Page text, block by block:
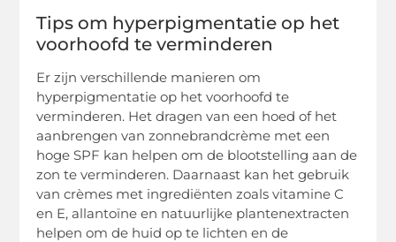
Tips om hyperpigmentatie op het
voorhoofd te verminderen
Er zijn verschillende manieren om
hyperpigmentatie op het voorhoofd te
verminderen. Het dragen van een hoed of het
aanbrengen van zonnebrandcrème met een
hoge SPF kan helpen om de blootstelling aan de
zon te verminderen. Daarnaast kan het gebruik
van crèmes met ingrediënten zoals vitamine C
en E, allantoïne en natuurlijke plantenextracten
helpen om de huid op te lichten en de